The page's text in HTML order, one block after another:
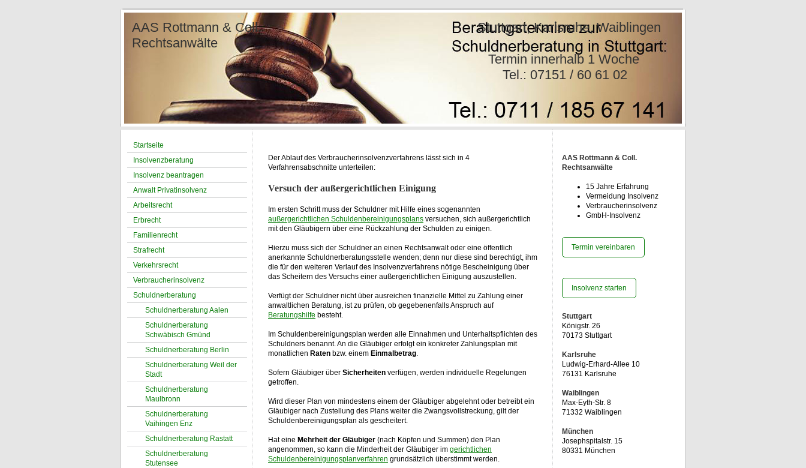
AAS Rottmann & Coll. Stuttgart, Karlsruhe, Waiblingen
Rechtsanwälte
Termin innerhalb 1
Tel.: 07151 / 60 61 02
Startseite
Insolvenzberatung
Insolvenz beantragen
Anwalt Privatinsolvenz
Arbeitsrecht
Erbrecht
Familienrecht
Strafrecht
Verkehrsrecht
Verbraucherinsolvenz
Schuldnerberatung
Schuldnerberatung Aalen
Schuldnerberatung
Schwäbisch Gmünd
Schuldnerberatung Berlin
Schuldnerberatung Weil der
Stadt
Schuldnerberatung
Maulbronn
Schuldnerberatung
Vaihingen Enz
Schuldnerberatung Rastatt
Schuldnerberatung
Stutensee
Der Ablauf des Verbraucherinsolvenzverfahrens lässt sich in 4
Verfahrensabschnitte unterteilen:
Versuch der außergerichtlichen Einigung
Im ersten Schritt muss der Schuldner mit Hilfe eines sogenannten
außergerichtlichen Schuldenbereinigungsplans versuchen, sich außergerichtlich
mit den Gläubigern über eine Rückzahlung der Schulden zu einigen.
Hierzu muss sich der Schuldner an einen Rechtsanwalt oder eine öffentlich
anerkannte Schuldnerberatungsstelle wenden; denn nur diese sind berechtigt, ihm
die für den weiteren Verlauf des Insolvenzverfahrens nötige Bescheinigung über
das Scheitern des Versuchs einer außergerichtlichen Einigung auszustellen.
Verfügt der Schuldner nicht über ausreichen finanzielle Mittel zu Zahlung einer
anwaltlichen Beratung, ist zu prüfen, ob gegebenenfalls Anspruch auf
Beratungshilfe besteht.
Im Schuldenbereinigungsplan werden alle Einnahmen und Unterhaltspflichten des
Schuldners benannt. An die Gläubiger erfolgt ein konkreter Zahlungsplan mit
monatlichen Raten bzw. einem Einmalbetrag.
Sofern Gläubiger über Sicherheiten verfügen, werden individuelle Regelungen
getroffen.
Wird dieser Plan von mindestens einem der Gläubiger abgelehnt oder betreibt ein
Gläubiger nach Zustellung des Plans weiter die Zwangsvollstreckung, gilt der
Schuldenbereinigungsplan als gescheitert.
Hat eine Mehrheit der Gläubiger (nach Köpfen und Summen) den Plan
angenommen, so kann die Minderheit der Gläubiger im gerichtlichen
Schuldenbereinigungsplanverfahren grundsätzlich überstimmt werden.
AAS Rottmann & Coll.
Rechtsanwälte
15 Jahre Erfahrung
Vermeidung Insolvenz
Verbraucherinsolvenz
GmbH-Insolvenz
Termin vereinbaren
Insolvenz starten
Stuttgart
Königstr. 26
70173 Stuttgart
Karlsruhe
Ludwig-Erhard-Allee 10
76131 Karlsruhe
Waiblingen
Max-Eyth-Str. 8
71332 Waiblingen
München
Josephspitalstr. 15
80331 München